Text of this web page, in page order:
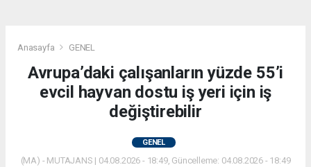
Anasayfa GENEL
Avrupa’daki çalışanların yüzde 55’i
evcil hayvan dostu iş yeri için iş
değiştirebilir
GENEL
(MA) - MUTAJANS | 04.08.2026 - 18:49, Güncelleme: 04.08.2026 - 18:49